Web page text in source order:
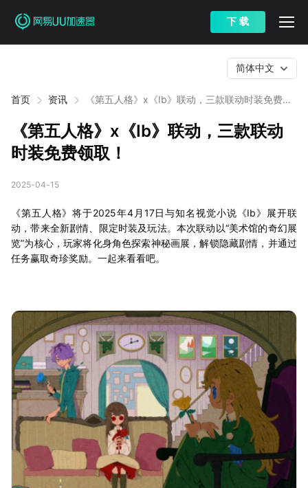
下 载
首页 资讯
《第五人格》x《Ib》联动，三款联动时装免费领
简体中文
《第五人格》x《Ib》联动，三款联动
时装免费领取！
2025-04-15
《第五人格》将于2025年4月17日与知名视觉小说《Ib》展开联
动，带来全新剧情、限定时装及玩法。本次联动以“美术馆的奇幻展
览”为核心，玩家将化身角色探索神秘画展，解锁隐藏剧情，并通过
任务赢取奇珍奖励。一起来看看吧。